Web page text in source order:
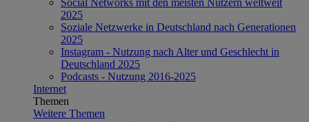
2025
Soziale Netzwerke in Deutschland nach Generationen
2025
Instagram - Nutzung nach Alter und Geschlecht in
Deutschland 2025
Podcasts - Nutzung 2016-2025
Internet
Themen
Weitere Themen